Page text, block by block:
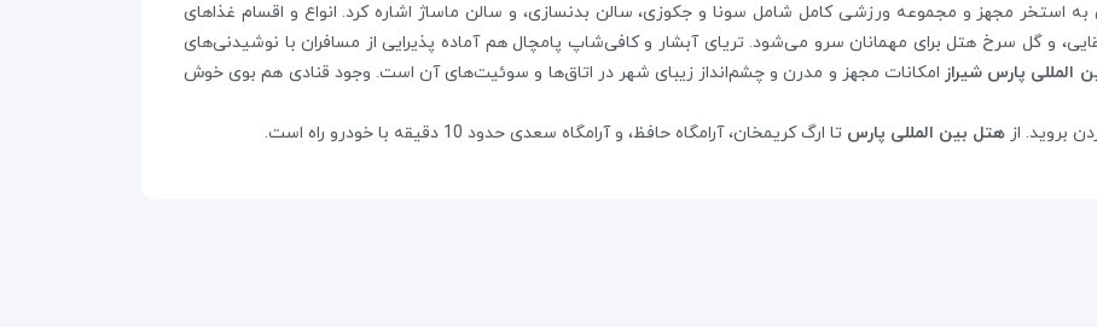
به استخر مجهز و مجموعه ورزشی کامل شامل سونا و جکوزی، سالن بدنسازی، و سالن ماساژ اشاره کرد. انواع و اقسام غذاهای
و گل سرخ هتل برای مهمانان سرو می‌شود. تریای آبشار و کافی‌شاپ پامچال هم آماده پذیرایی از مسافران با نوشیدنی‌های
المللی پارس شیراز امکانات مجهز و مدرن و چشم‌انداز زیبای شهر در اتاق‌ها و سوئیت‌های آن است. وجود قنادی هم بوی خوش
بروید. از هتل بین المللی پارس تا ارگ کریمخان، آرامگاه حافظ، و آرامگاه سعدی حدود 10 دقیقه با خودرو راه است.